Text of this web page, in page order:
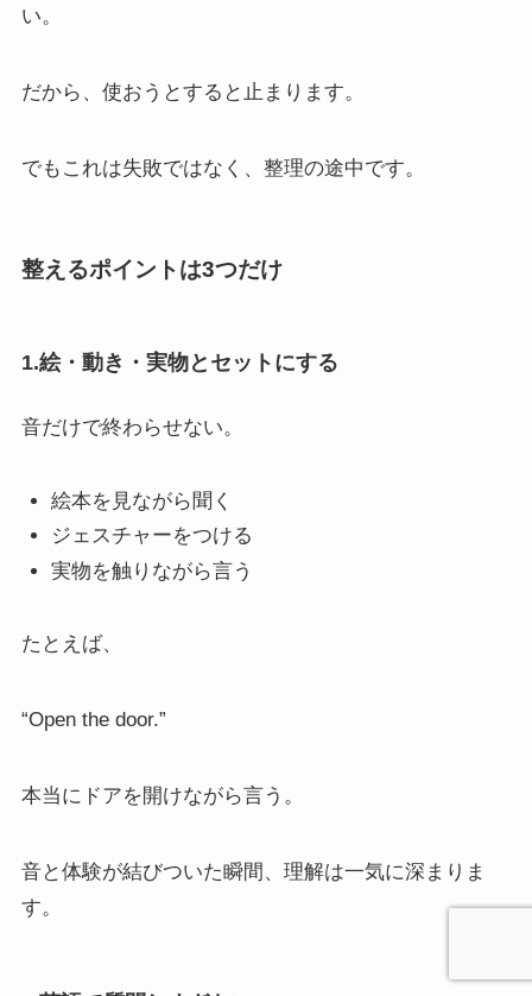
い。
だから、使おうとすると止まります。
でもこれは失敗ではなく、整理の途中です。
整えるポイントは3つだけ
1.絵・動き・実物とセットにする
音だけで終わらせない。
絵本を見ながら聞く
ジェスチャーをつける
実物を触りながら言う
たとえば、
“Open the door.”
本当にドアを開けながら言う。
音と体験が結びついた瞬間、理解は一気に深まりま
す。